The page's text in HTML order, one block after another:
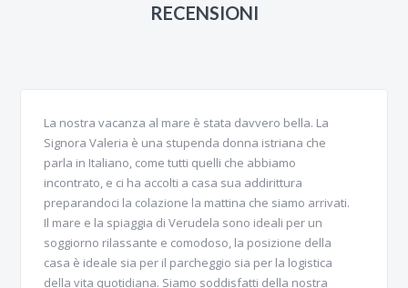
RECENSIONI
La nostra vacanza al mare è stata davvero bella. La
Signora Valeria è una stupenda donna istriana che
parla in Italiano, come tutti quelli che abbiamo
incontrato, e ci ha accolti a casa sua addirittura
preparandoci la colazione la mattina che siamo arrivati.
Il mare e la spiaggia di Verudela sono ideali per un
soggiorno rilassante e comodoso, la posizione della
casa è ideale sia per il parcheggio sia per la logistica
della vita quotidiana. Siamo soddisfatti della nostra